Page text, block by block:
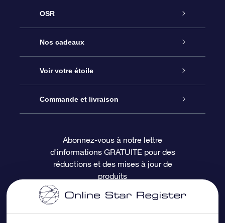
OSR
Service
À propos de l’OSR
Nous contacter
Questions fréquemment posées
Revues
Nos cadeaux
Cadeau d’étoile en ligne
Coffret cadeau OSR
Carte cadeau OSR
Voir votre étoile
Registre des étoiles
Page d’accueil personnalisée
Commande et livraison
Informations de paiement
Informations d’expédition
Politique de retour
Abonnez-vous à notre lettre
d'informations GRATUITE pour des
réductions et des mises à jour de
produits